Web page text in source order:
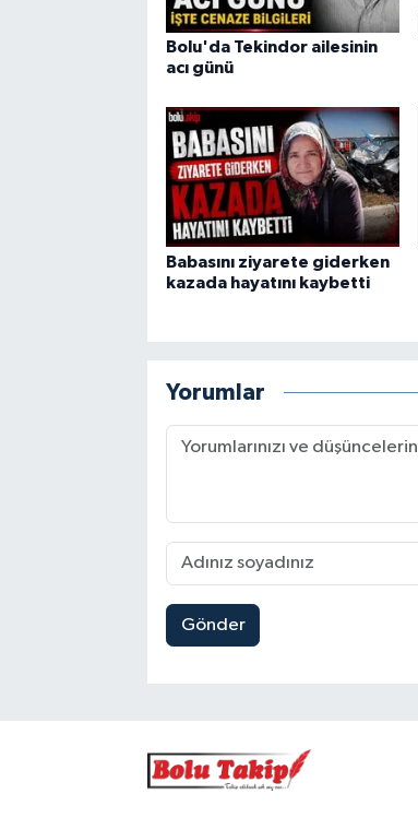
Bolu'da Tekindor ailesinin
acı günü
Babasını ziyarete giderken
kazada hayatını kaybetti
Yorumlar
Gönder